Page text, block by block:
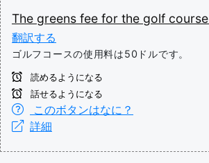
The greens fee for the golf course
翻訳する
ゴルフコースの使用料は50ドルです。
読めるようになる
話せるようになる
このボタンはなに？
詳細